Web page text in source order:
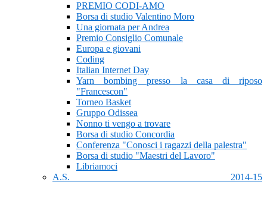
PREMIO CODI-AMO
Borsa di studio Valentino Moro
Una giornata per Andrea
Premio Consiglio Comunale
Europa e giovani
Coding
Italian Internet Day
Yarn bombing presso la casa di riposo
"Francescon"
Torneo Basket
Gruppo Odissea
Nonno ti vengo a trovare
Borsa di studio Concordia
Conferenza "Conosci i ragazzi della palestra"
Borsa di studio "Maestri del Lavoro"
Libriamoci
A.S. 2014-15